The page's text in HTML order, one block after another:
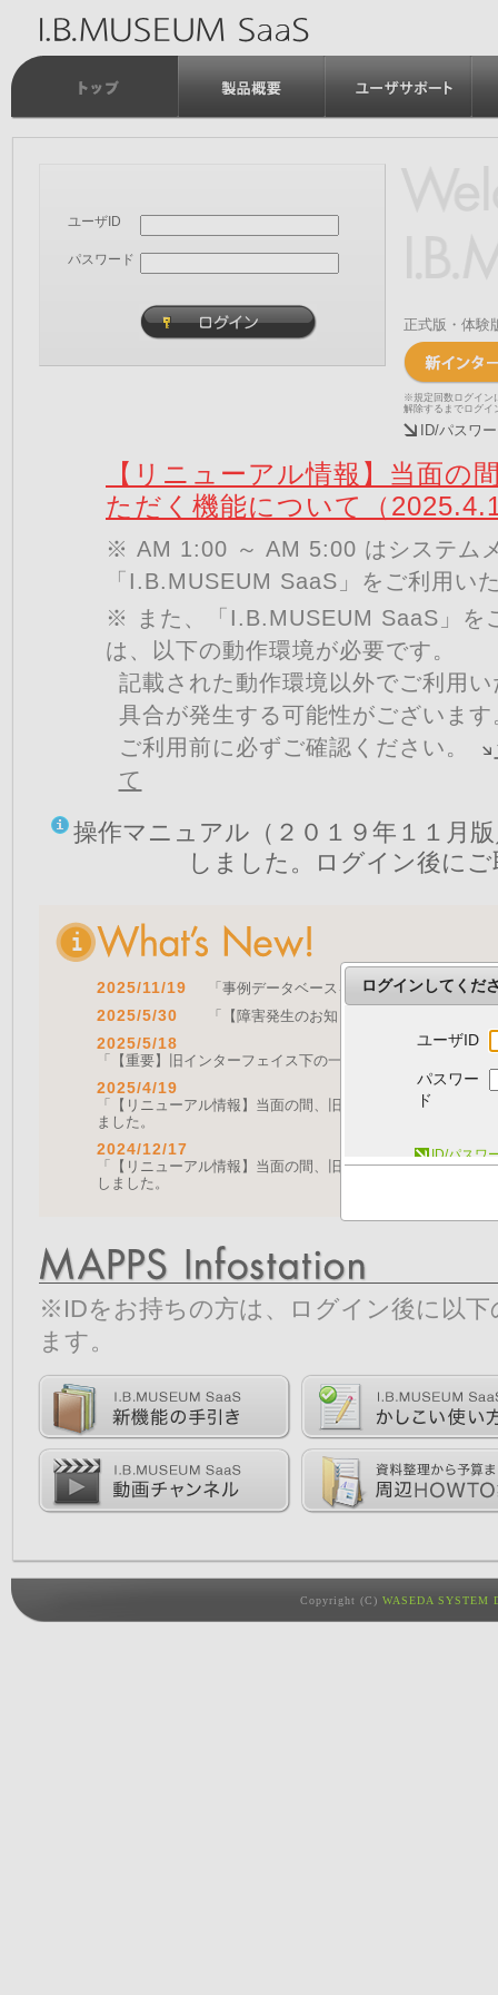
ユーザID
パスワード
正式版・体験
※規定回数ログイン
解除するまでログイ
ID/パスワ
【リニューアル情報】当面の
ただく機能について（
※ AM 1:00 ～ AM 5:00 はシステム
「I.B.MUSEUM SaaS」をご利用い
※ また、「I.B.MUSEUM SaaS」を
は、以下の動作環境が必要です。
記載された動作環境以外でご利用
具合が発生する可能性がございます
ご利用前に必ずご確認ください。
て
操作マニュアル（２０１９年１１月
しました。ログイン後に
2025/11/19 「事例データベースを公開しました」 をア
2025/5/30 「【障害発生のお知らせ｜復旧済み】Web
2025/5/18
「【重要】旧インターフェイス下の一部機能の停止につい
2025/4/19
「【リニューアル情報】当面の間、旧画面をご利用いただ
ました。
2024/12/17
「【リニューアル情報】当面の間、旧画面をご利用いただ
しました。
※IDをお持ちの方は、ログイン後に以
ます。
Copyright (C) WASEDA SYSTEM
ログインしてくだ
ユーザID
パスワー
ド
ID/パスワ